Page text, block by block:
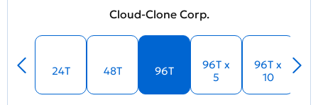
Cloud-Clone Corp.
24T 48T 96T
96T x
5
96T x
10